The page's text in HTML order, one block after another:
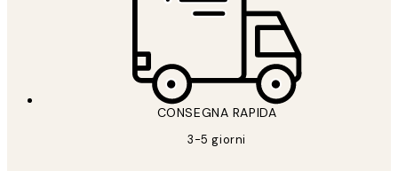
CONSEGNA RAPIDA
3-5 giorni